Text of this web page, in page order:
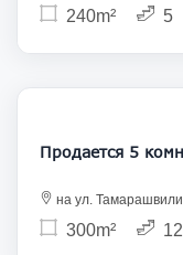
240m² 5
на ул. Тамарашвили
300m² 12